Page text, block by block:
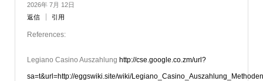
2026年 7月 12日
返信
引用
References:
Legiano Casino Auszahlung http://cse.google.co.zm/url?
sa=t&url=http://eggswiki.site/wiki/